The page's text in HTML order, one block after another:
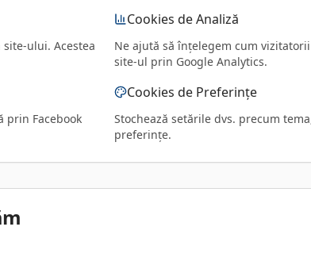
ului. Acestea
Cookies de Analiză
Ne ajută să înțelegem cum
site-ul prin Google Analytics.
prin Facebook
Cookies de Preferințe
Stochează setările dvs. precum
preferințe.